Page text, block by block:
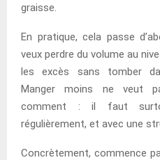
graisse.
En pratique, cela passe
veux perdre du volume au
les excès sans tomber
Manger moins ne veut
comment : il faut
régulièrement, et avec une
Concrètement, commence